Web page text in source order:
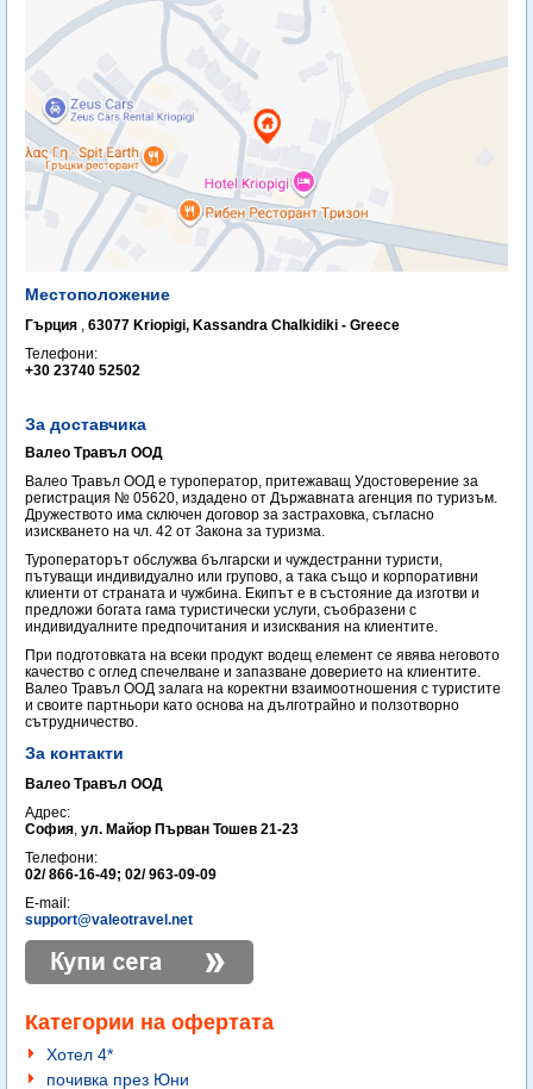
Местоположение
Гърция , 63077 Kriopigi, Kassandra Chalkidiki - Greece
Телефони:
+30 23740 52502
За доставчика
Валео Травъл ООД
Валео Травъл ООД е туроператор, притежаващ Удостоверение за
регистрация № 05620, издадено от Държавната агенция по туризъм.
Дружеството има сключен договор за застраховка, съгласно
изискването на чл. 42 от Закона за туризма.
Туроператорът обслужва български и чуждестранни туристи,
пътуващи индивидуално или групово, а така също и корпоративни
клиенти от страната и чужбина. Екипът е в състояние да изготви и
предложи богата гама туристически услуги, съобразени с
индивидуалните предпочитания и изисквания на клиентите.
При подготовката на всеки продукт водещ елемент се явява неговото
качество с оглед спечелване и запазване доверието на клиентите.
Валео Травъл ООД залага на коректни взаимоотношения с туристите
и своите партньори като основа на дълготрайно и ползотворно
сътрудничество.
За контакти
Валео Травъл ООД
Адрес:
София, ул. Майор Първан Тошев 21-23
Телефони:
02/ 866-16-49; 02/ 963-09-09
E-mail:
support@valeotravel.net
Категории на офертата
Хотел 4*
почивка през Юни